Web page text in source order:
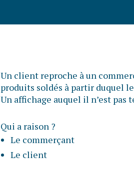
Un client reproche à un
produits soldés à partir duquel
Un affichage auquel il n’est
Qui a raison ?
Le commerçant
Le client